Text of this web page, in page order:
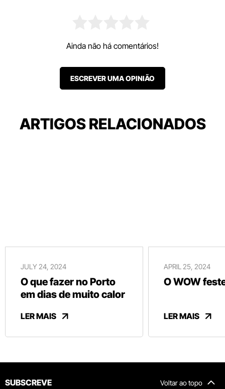
Ainda não há comentários!
ESCREVER UMA OPINIÃO
ARTIGOS RELACIONADOS
JULY 24, 2024
O que fazer no Porto
em dias de muito calor
LER MAIS
APRIL 25, 2024
O WOW
LER MAIS
Voltar ao topo
SUBSCREVE